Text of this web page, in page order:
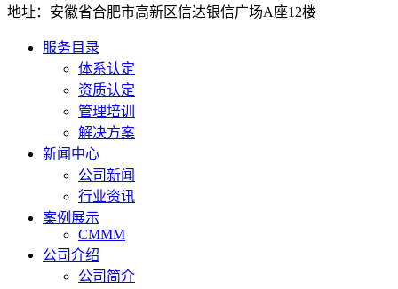
地址：安徽省合肥市高新区信达银信广场A座12楼
服务目录
体系认定
资质认定
管理培训
解决方案
新闻中心
公司新闻
行业资讯
案例展示
CMMM
公司介绍
公司简介